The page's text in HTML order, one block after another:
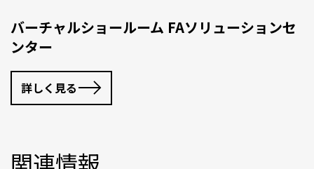
バーチャルショールーム FAソリューションセ
ンター
詳しく見る